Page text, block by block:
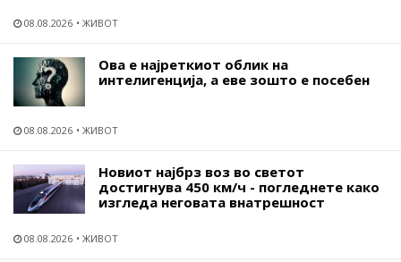
08.08.2026 ЖИВОТ
Ова е најреткиот облик на
интелигенција, а еве зошто е посебен
08.08.2026 ЖИВОТ
Новиот најбрз воз во светот
достигнува 450 км/ч - погледнете како
изгледа неговата внатрешност
08.08.2026 ЖИВОТ